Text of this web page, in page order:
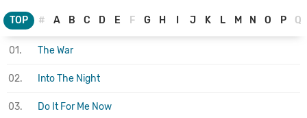
TOP # A B C D E F G H J K L M N O P Q
01. The War
02. Into The Night
03. Do It For Me Now